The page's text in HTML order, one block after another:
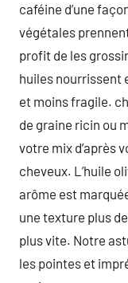
caféine d’une
végétales
profit de les
huiles nourrissent
et moins fragile.
de graine ricin ou
votre mix d’après
cheveux. L’huile
arôme est
une texture plus
plus vite. Notre
les pointes et